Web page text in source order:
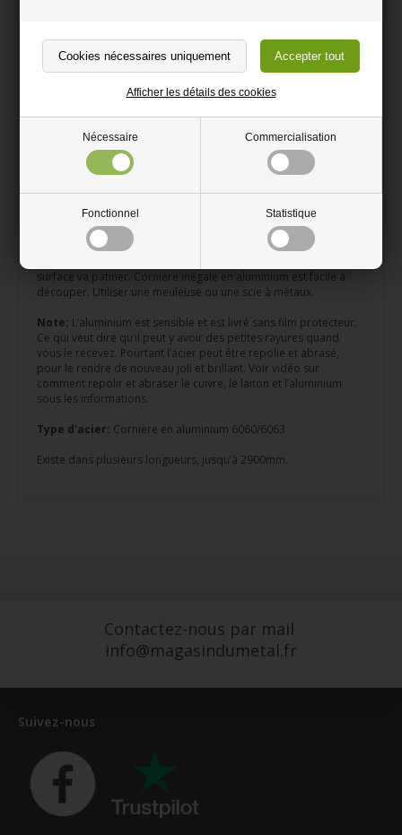
Nécessaire Commercialisation
Fonctionnel Statistique
Afficher les détails des cookies
Le matériau léger, ne rouille pas
Parfait pour un projet en acier à faire soi-même
Cornière en acier inégale en aluminium peut être utilisée aussi
bien à l’intérieur qu’à l’extérieur. L’aluminium ne rouille pas et est
utiliser pour protéger les coins comme des plinthes, et comme
décoration.
surface va patiner. Cornière inégale en aluminium est facile à
découper. Utiliser une meuleuse ou une scie à métaux.
Note: L’aluminium est sensible et est livré sans film protecteur.
Ce qui veut dire qu’il peut y avoir des petites rayures quand
vous le recevez. Pourtant l’acier peut être repolie et abrasé,
pour le rendre de nouveau joli et brillant. Voir vidéo sur
comment repolir et abraser le cuivre, le laiton et l’aluminium
sous les informations.
Type d'acier: Cornière en aluminium 6060/6063
Existe dans plusieurs longueurs, jusqu’à 2900mm.
Contactez-nous par mail
info@magasindumetal.fr
Suivez-nous